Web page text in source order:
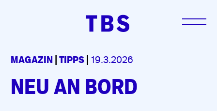
MAGAZIN |TIPPS | 19.3.2026
NEU AN BORD